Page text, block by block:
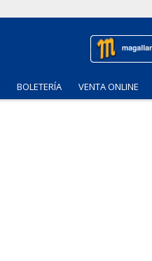
BOLETERÍA VENTA ONLINE